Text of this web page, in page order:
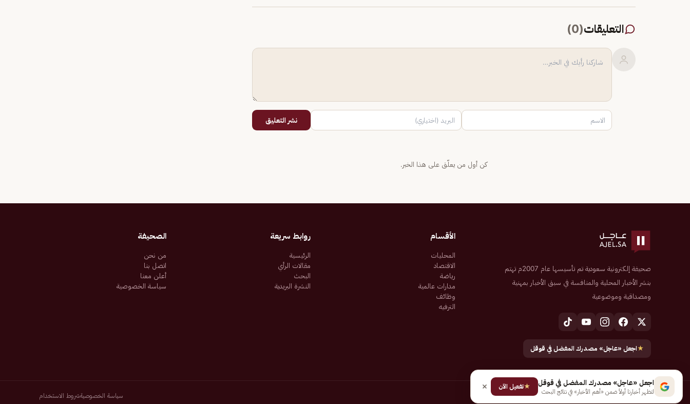
التعليقات(
0
)
نشر التعليق
كن أول من يعلّق على هذا الخبر.
صحيفة إلكترونية سعودية تم تأسيسها عام 2007م تهتم
بنشر الأخبار المحلية والمنافسة في سبق الأخبار بمهنية
ومصداقية وموضوعية
★اجعل «عاجل» مصدرك المفضل في قوقل
الأقسام
المحليات
الاقتصاد
رياضة
مدارات عالمية
وظائف
الترفيه
روابط سريعة
الرئيسية
مقالات الرأي
البحث
النشرة البريدية
الصحيفة
من نحن
اتصل بنا
أعلن معنا
سياسة الخصوصية
جميع الحقوق محفوظة لـ شركة إيجاز للنشر الإلكتروني المالكة لصحيفة عاجل سياسة الخصوصيةشروط الاستخدام
اجعل «عاجل» مصدرك المفضل في قوقل
لتظهر أخبارنا أولاً ضمن «أهم الأخبار» في نتائج البحث
★تفعيل الآن